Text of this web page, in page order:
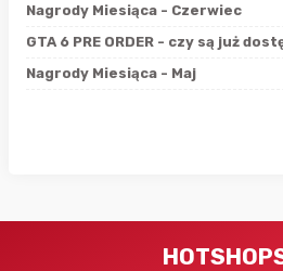
Nagrody Miesiąca - Czerwiec
GTA 6 PRE ORDER - czy są już
Nagrody Miesiąca - Maj